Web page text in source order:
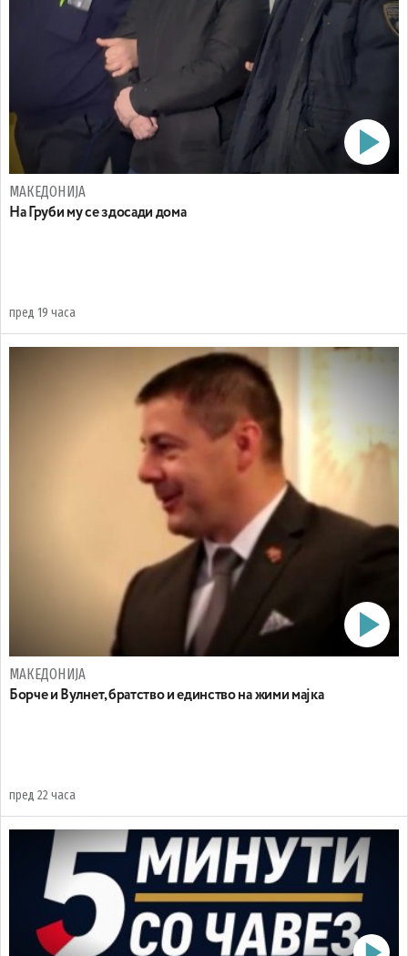
МАКЕДОНИЈА
На Груби му се здосади дома
пред 19 часа
МАКЕДОНИЈА
Борче и Вулнет, братство и единство на жими мајка
пред 22 часа